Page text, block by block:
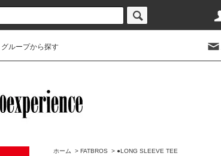
グループから探す
ホーム > FATBROS > ●LONG SLEEVE TEE